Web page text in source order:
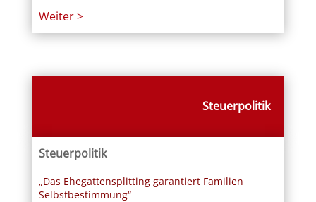
Weiter >
Steuerpolitik
Steuerpolitik
„Das Ehegattensplitting garantiert Familien
Selbstbestimmung“